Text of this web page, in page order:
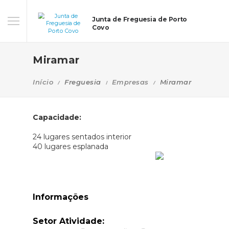
Junta de Freguesia de Porto
Covo
Miramar
Início Freguesia Empresas Miramar
Capacidade:
24 lugares sentados interior
40 lugares esplanada
Informações
Setor Atividade: